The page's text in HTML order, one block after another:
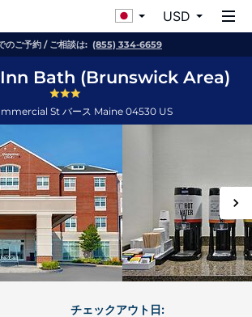
USD
のご予約 / ご相談は: (855) 334-6659
Bath (Brunswick Area)
Stバース Maine 04530 US
チェックアウト日: